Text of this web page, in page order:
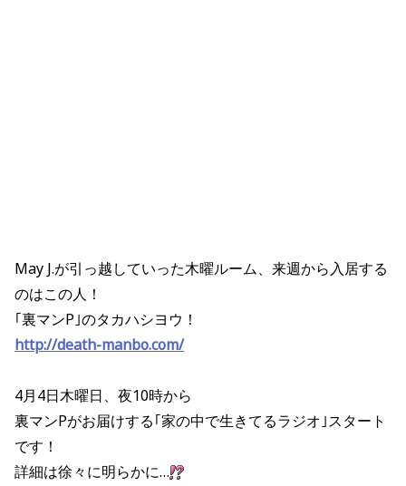
May J.が引っ越していった木曜ルーム、来週から入居する
のはこの人！
｢裏マンP｣のタカハシヨウ！
http://death-manbo.com/
4月4日木曜日、夜10時から
裏マンPがお届けする｢家の中で生きてるラジオ｣スタート
です！
詳細は徐々に明らかに…